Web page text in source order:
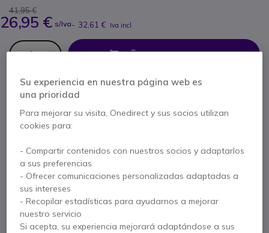
41,95 €
26,95 € s/Iva- 32,61 € Iva incl.
Cantidad
AÑADIR AL CARRITO
PRESUPUESTO EN 4 H
10 productos en stock Entrega:24/48 h
2 años de garantíadel fabricante
Paga en 3 pagos de
Su experiencia en nuestra página web es
una prioridad
Para mejorar su visita, Onedirect y sus socios utilizan
cookies para:
- Compartir contenidos con nuestros socios y adaptarlos
a sus preferencias
- Ofrecer comunicaciones personalizadas adaptadas a
sus intereses
- Recopilar estadísticas para ayudarnos a mejorar
nuestro servicio
Si acepta, su experiencia mejorará adaptándose a sus